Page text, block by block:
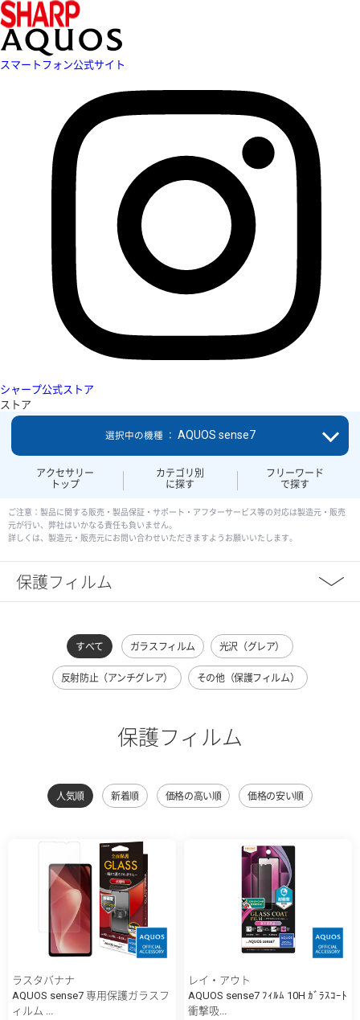
スマートフォン公式サイト
シャープ公式ストア
ストア
アクセサリー
トップ
カテゴリ別
に探す
フリーワード
で探す
選択中の機種 ： AQUOS sense7
ご注意：製品に関する販売・製品保証・サポート・アフターサービス等の対応は製造元・販売
元が行い、弊社はいかなる責任も負いません。
詳しくは、製造元・販売元にお問い合わせいただきますようお願いいたします。
保護フィルム
すべて ガラスフィルム 光沢（グレア）
反射防止（アンチグレア） その他（保護フィルム）
保護フィルム
人気順 新着順 価格の高い順 価格の安い順
ラスタバナナ
AQUOS sense7 専用保護ガラスフ
ィルム ...
レイ・アウト
AQUOS sense7 ﾌｨﾙﾑ 10H ｶﾞﾗｽｺｰﾄ
衝撃吸...